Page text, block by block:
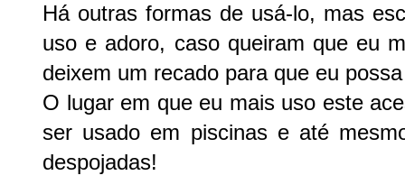
Há outras formas de usá-lo, mas
uso e adoro, caso queiram que eu
deixem um recado para que eu
O lugar em que eu mais uso este
ser usado em piscinas e até
despojadas!